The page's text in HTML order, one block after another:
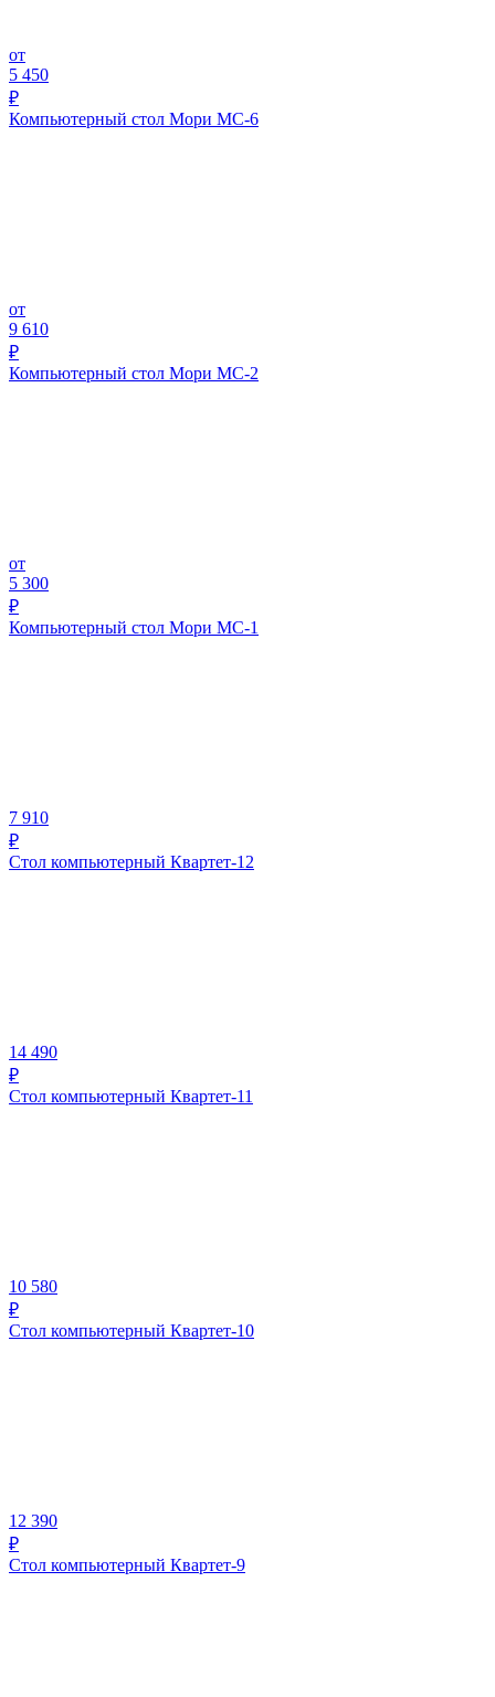
от
5 450
₽
Компьютерный стол Мори МС-6
от
9 610
₽
Компьютерный стол Мори МС-2
от
5 300
₽
Компьютерный стол Мори МС-1
7 910
₽
Стол компьютерный Квартет-12
14 490
₽
Стол компьютерный Квартет-11
10 580
₽
Стол компьютерный Квартет-10
12 390
₽
Стол компьютерный Квартет-9